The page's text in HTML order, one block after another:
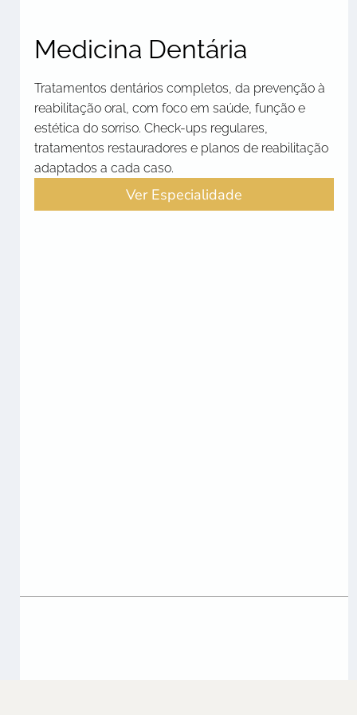
Medicina Dentária
Tratamentos dentários completos, da prevenção à
reabilitação oral, com foco em saúde, função e
estética do sorriso. Check-ups regulares,
tratamentos restauradores e planos de reabilitação
adaptados a cada caso.
Ver Especialidade